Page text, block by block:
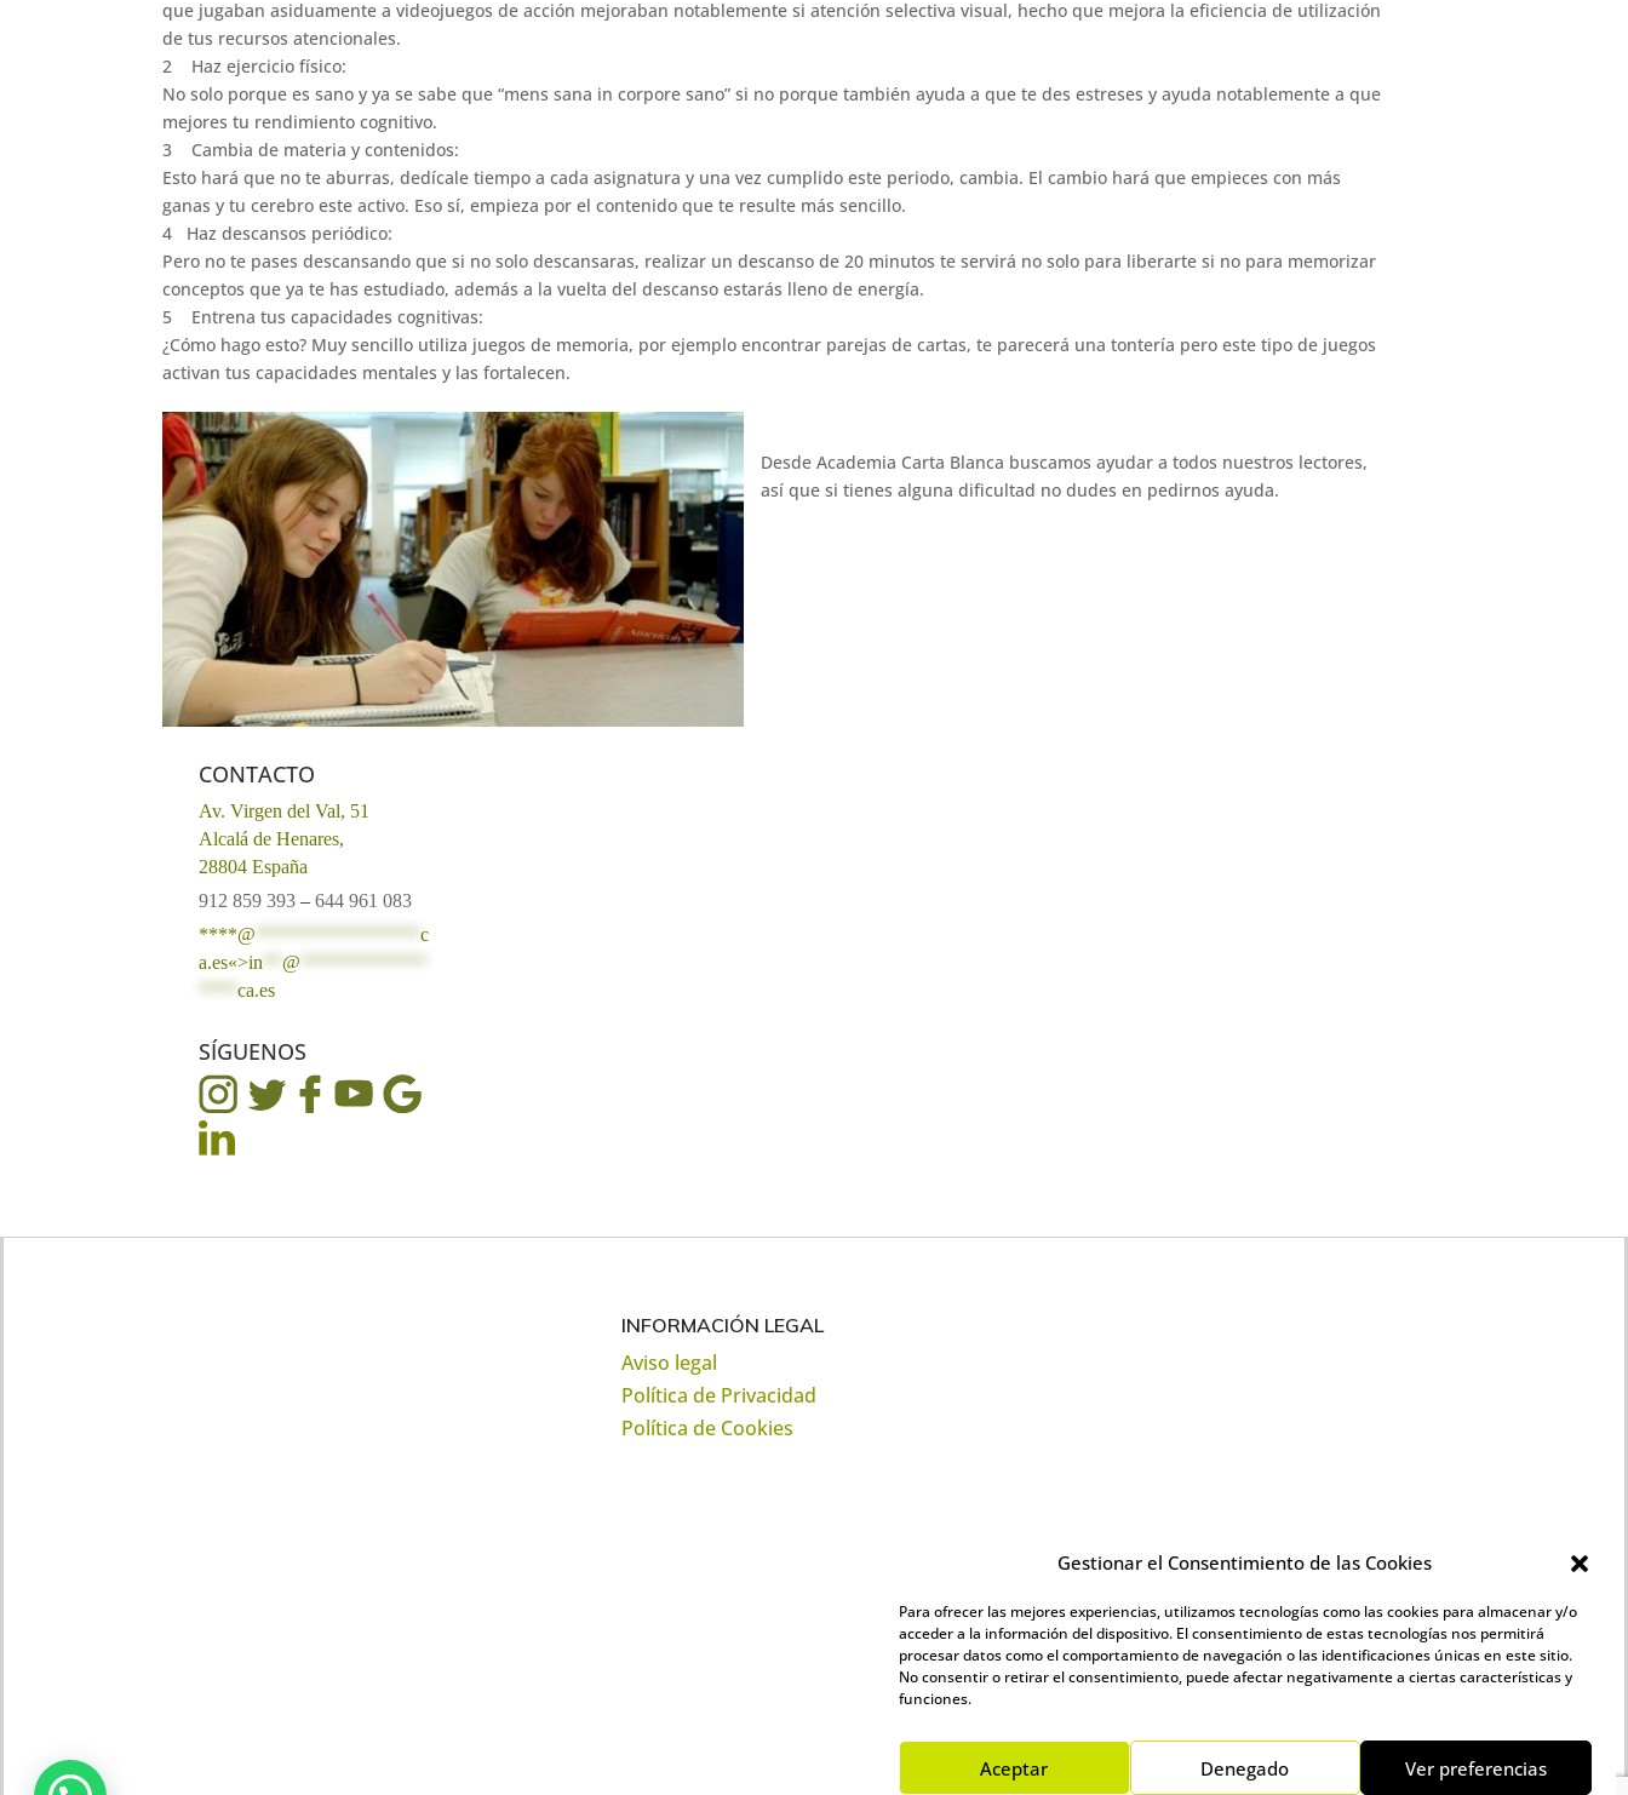
Gestionar el Consentimiento de las Cookies
Para ofrecer las mejores experiencias, utilizamos tecnologías como las cookies para almacenar y/o
acceder a la información del dispositivo. El consentimiento de estas tecnologías nos permitirá
procesar datos como el comportamiento de navegación o las identificaciones únicas en este sitio.
No consentir o retirar el consentimiento, puede afectar negativamente a ciertas características y
funciones.
Aceptar Denegado Ver preferencias
que jugaban asiduamente a videojuegos de acción mejoraban notablemente si atención selectiva visual, hecho que mejora la eficiencia de utilización
de tus recursos atencionales.
2 Haz ejercicio físico:
No solo porque es sano y ya se sabe que “mens sana in corpore sano” si no porque también ayuda a que te des estreses y ayuda notablemente a que
mejores tu rendimiento cognitivo.
3 Cambia de materia y contenidos:
Esto hará que no te aburras, dedícale tiempo a cada asignatura y una vez cumplido este periodo, cambia. El cambio hará que empieces con más
ganas y tu cerebro este activo. Eso sí, empieza por el contenido que te resulte más sencillo.
4 Haz descansos periódico:
Pero no te pases descansando que si no solo descansaras, realizar un descanso de 20 minutos te servirá no solo para liberarte si no para memorizar
conceptos que ya te has estudiado, además a la vuelta del descanso estarás lleno de energía.
5 Entrena tus capacidades cognitivas:
¿Cómo hago esto? Muy sencillo utiliza juegos de memoria, por ejemplo encontrar parejas de cartas, te parecerá una tontería pero este tipo de juegos
activan tus capacidades mentales y las fortalecen.
Desde Academia Carta Blanca buscamos ayudar a todos nuestros lectores,
así que si tienes alguna dificultad no dudes en pedirnos ayuda.
CONTACTO
Av. Virgen del Val, 51
Alcalá de Henares,
28804 España
912 859 393 –644 961 083
****@ *****************c
a.es«>in **@
****ca.es
SÍGUENOS
INFORMACIÓN LEGAL
Aviso legal
Política de Privacidad
Política de Cookies